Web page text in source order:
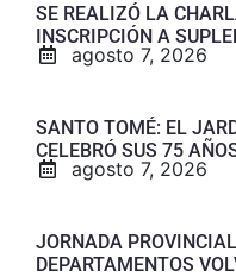
SE REALIZÓ LA
INSCRIPCIÓN A
agosto 7, 2026
SANTO TOMÉ: EL
CELEBRÓ SUS 75
agosto 7, 2026
JORNADA
DEPARTAMENTOS